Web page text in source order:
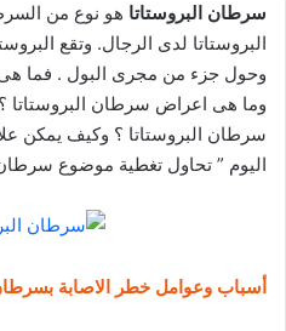
سرطان البروستاتا هو نوع من
البروستاتا لدى الرجال. وتقع
وحول جزء من مجرى البول . فما
وما هى اعراض سرطان البروستاتا
سرطان البروستاتا ؟ وكيف يمكن
اليوم ” تحاول تغطية موضوع سرطان
أسباب وعوامل خطر الاصابة